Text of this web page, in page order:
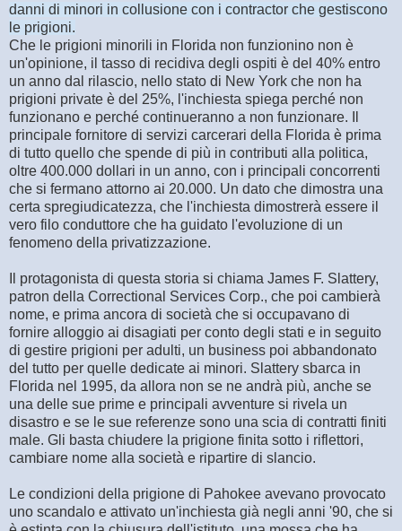
danni di minori in collusione con i contractor che gestiscono
le prigioni.
Che le prigioni minorili in Florida non funzionino non è
un'opinione, il tasso di recidiva degli ospiti è del 40% entro
un anno dal rilascio, nello stato di New York che non ha
prigioni private è del 25%, l'inchiesta spiega perché non
funzionano e perché continueranno a non funzionare. Il
principale fornitore di servizi carcerari della Florida è prima
di tutto quello che spende di più in contributi alla politica,
oltre 400.000 dollari in un anno, con i principali concorrenti
che si fermano attorno ai 20.000. Un dato che dimostra una
certa spregiudicatezza, che l'inchiesta dimostrerà essere il
vero filo conduttore che ha guidato l'evoluzione di un
fenomeno della privatizzazione.
Il protagonista di questa storia si chiama James F. Slattery,
patron della Correctional Services Corp., che poi cambierà
nome, e prima ancora di società che si occupavano di
fornire alloggio ai disagiati per conto degli stati e in seguito
di gestire prigioni per adulti, un business poi abbandonato
del tutto per quelle dedicate ai minori. Slattery sbarca in
Florida nel 1995, da allora non se ne andrà più, anche se
una delle sue prime e principali avventure si rivela un
disastro e se le sue referenze sono una scia di contratti finiti
male. Gli basta chiudere la prigione finita sotto i riflettori,
cambiare nome alla società e ripartire di slancio.
Le condizioni della prigione di Pahokee avevano provocato
uno scandalo e attivato un'inchiesta già negli anni '90, che si